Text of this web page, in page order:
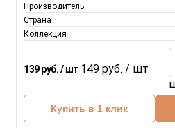
Производитель
Страна
Коллекция
139 руб. / шт 149 руб. / шт
Купить в 1 клик